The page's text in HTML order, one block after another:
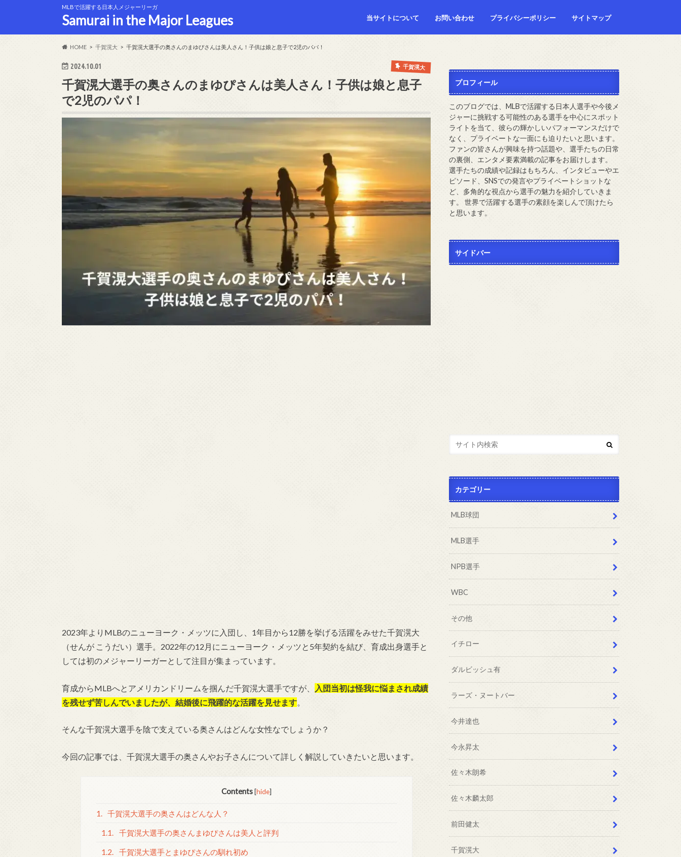
MLBで活躍する日本人メジャーリーガ
Samurai in the Major Leagues 当サイトについて お問い合わせ プライバシーポリシー サイトマップ
HOME 千賀滉大 千賀滉大選手の奥さんのまゆぴさんは美人さん！子供は娘と息子で2児のパパ！
2024.10.01 千賀滉大
千賀滉大選手の奥さんのまゆぴさんは美人さん！子供は娘と息子
で2児のパパ！
2023年よりMLBのニューヨーク・メッツに入団し、1年目から12勝を挙げる活躍をみせた千賀滉大
（せんが こうだい）選手。2022年の12月にニューヨーク・メッツと5年契約を結び、育成出身選手と
しては初のメジャーリーガーとして注目が集まっています。
育成からMLBへとアメリカンドリームを掴んだ千賀滉大選手ですが、
入団当初は怪我に悩まされ成績
を残せず苦しんでいましたが、結婚後に飛躍的な活躍を見せます
そんな千賀滉大選手を陰で支えている奥さんはどんな女性なでしょうか？
今回の記事では、千賀滉大選手の奥さんやお子さんについて詳しく解説していきたいと思います。
Contents [hide]
1. 千賀滉大選手の奥さんはどんな人？
1.1. 千賀滉大選手の奥さんまゆぴさんは美人と評判
1.2. 千賀滉大選手とまゆぴさんの馴れ初め
プロフィール
このブログでは、MLBで活躍する日本人選手や今後メ
ジャーに挑戦する可能性のある選手を中心にスポット
ライトを当て、彼らの輝かしいパフォーマンスだけで
なく、プライベートな一面にも迫りたいと思います。
ファンの皆さんが興味を持つ話題や、選手たちの日常
の裏側、エンタメ要素満載の記事をお届けします。
選手たちの成績や記録はもちろん、インタビューやエ
ピソード、SNSでの発言やプライベートショットな
ど、多角的な視点から選手の魅力を紹介していきま
す。 世界で活躍する選手の素顔を楽しんで頂けたら
と思います。
サイドバー
カテゴリー
MLB球団
MLB選手
NPB選手
WBC
その他
イチロー
ダルビッシュ有
ラーズ・ヌートバー
今井達也
今永昇太
佐々木朗希
佐々木麟太郎
前田健太
千賀滉大